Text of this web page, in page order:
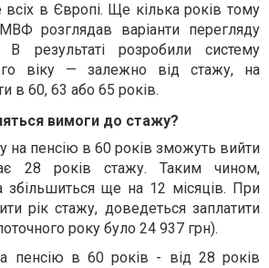
всіх в Європі. Ще кілька років тому
розглядав варіанти перегляду
В результаті розробили систему
віку — залежно від стажу, на
в 60, 63 або 65 років.
вимоги до стажу?
на пенсію в 60 років зможуть вийти
28 років стажу. Таким чином,
збільшиться ще на 12 місяців. При
рік стажу, доведеться заплатити
року було 24 937 грн).
пенсію в 60 років - від 28 років